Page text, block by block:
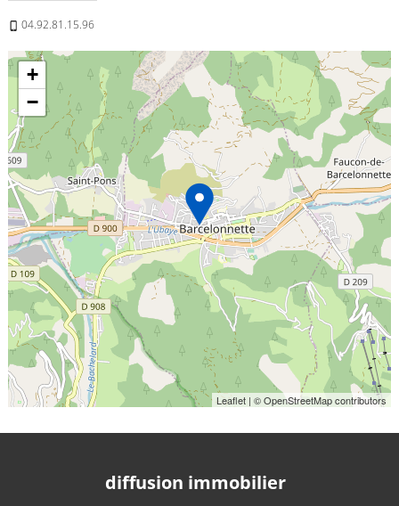
04.92.81.15.96
+
−
Leaflet | © OpenStreetMap contributors
diffusion immobilier